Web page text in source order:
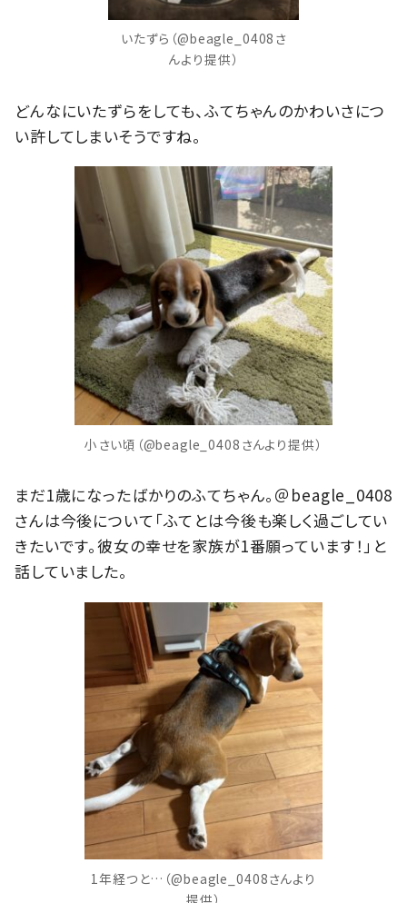
いたずら（@beagle_0408さ
んより提供）
どんなにいたずらをしても、ふてちゃんのかわいさにつ
い許してしまいそうですね。
小さい頃（@beagle_0408さんより提供）
まだ1歳になったばかりのふてちゃん。＠beagle_0408
さんは今後について「ふてとは今後も楽しく過ごしてい
きたいです。彼女の幸せを家族が1番願っています！」と
話していました。
1年経つと…（@beagle_0408さんより
提供）